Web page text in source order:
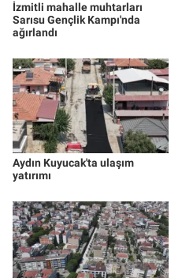
İzmitli mahalle muhtarları
Sarısu Gençlik Kampı'nda
ağırlandı
Aydın Kuyucak'ta ulaşım
yatırımı